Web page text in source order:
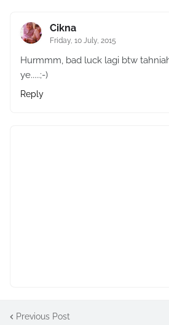
Cikna
Friday, 10 July, 2015
Hurmmm, bad luck lagi btw
ye.....;-)
Reply
Previous Post